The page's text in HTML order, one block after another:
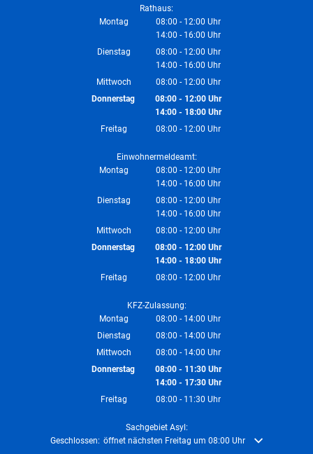
Rathaus:
Montag
08:00 - 12:00 Uhr
Von 08:00 bis 12:00 Uhr
14:00 - 16:00 Uhr
Von 14:00 bis 16:00 Uhr
Dienstag 08:00 - 12:00 Uhr
Von 08:00 bis 12:00 Uhr
14:00 - 16:00 Uhr
Von 14:00 bis 16:00 Uhr
Mittwoch 08:00 - 12:00 Uhr
Von 08:00 bis 12:00 Uhr
Donnerstag 08:00- 12:00Uhr
Von 08:00 bis 12:00 Uhr
14:00- 18:00Uhr
Von 14:00 bis 18:00 Uhr
Freitag 08:00 - 12:00 Uhr
Einwohnermeldeamt:
Montag
08:00 - 12:00 Uhr
Von 08:00 bis 12:00 Uhr
14:00 - 16:00 Uhr
Von 14:00 bis 16:00 Uhr
Dienstag 08:00 - 12:00 Uhr
Von 08:00 bis 12:00 Uhr
14:00 - 16:00 Uhr
Von 14:00 bis 16:00 Uhr
Mittwoch 08:00 - 12:00 Uhr
Von 08:00 bis 12:00 Uhr
Donnerstag 08:00- 12:00Uhr
Von 08:00 bis 12:00 Uhr
14:00- 18:00Uhr
Von 14:00 bis 18:00 Uhr
Freitag 08:00 - 12:00 Uhr
KFZ-Zulassung:
Montag
08:00 - 14:00 Uhr
Von 08:00 bis 14:00 Uhr
Dienstag 08:00 - 14:00 Uhr
Von 08:00 bis 14:00 Uhr
Mittwoch 08:00 - 14:00 Uhr
Von 08:00 bis 14:00 Uhr
Donnerstag 08:00- 11:30Uhr
Von 08:00 bis 11:30 Uhr
14:00- 17:30Uhr
Von 14:00 bis 17:30 Uhr
Freitag 08:00 - 11:30 Uhr
Sachgebiet Asyl:
Klicken, um weitere Öffnungs- oder Schließzeiten auszublenden
Geschlossen: öffnet nächsten Freitag um 08:00 Uhr